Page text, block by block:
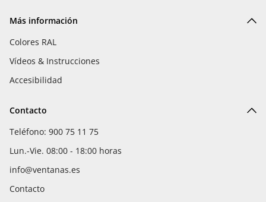
Más información
Colores RAL
Vídeos & Instrucciones
Accesibilidad
Contacto
Teléfono: 900 75 11 75
Lun.-Vie. 08:00 - 18:00 horas
info@ventanas.es
Contacto